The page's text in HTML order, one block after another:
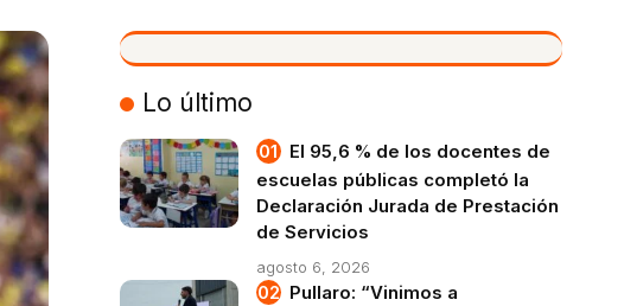
VIVO
Lo último
El 95,6 % de los docentes de
escuelas públicas completó la
Declaración Jurada de Prestación
de Servicios
agosto 6, 2026
Pullaro: “Vinimos a